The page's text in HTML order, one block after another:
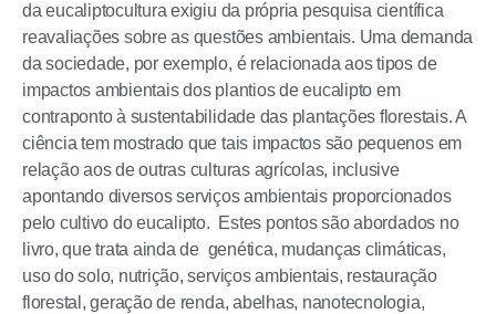
da eucaliptocultura exigiu da própria pesquisa científica
reavaliações sobre as questões ambientais. Uma demanda
da sociedade, por exemplo, é relacionada aos tipos de
impactos ambientais dos plantios de eucalipto em
contraponto à sustentabilidade das plantações florestais. A
ciência tem mostrado que tais impactos são pequenos em
relação aos de outras culturas agrícolas, inclusive
apontando diversos serviços ambientais proporcionados
pelo cultivo do eucalipto. Estes pontos são abordados no
livro, que trata ainda de genética, mudanças climáticas,
uso do solo, nutrição, serviços ambientais, restauração
florestal, geração de renda, abelhas, nanotecnologia,